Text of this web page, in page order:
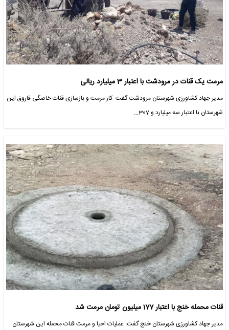
مرمت یک قنات در مرودشت با اعتبار 3 میلیارد ریالی
مدیر جهاد کشاورزی شهرستان مرودشت گفت: کار مرمت و بازسازی قنات خاصگی فاروق این
شهرستان با اعتبار سه میلیارد و 307…
قنات محمله خنج با اعتبار 177 میلیون تومان مرمت شد
مدیر جهاد کشاورزی شهرستان خنج گفت: عملیات احیا و مرمت قنات محمله این شهرستان